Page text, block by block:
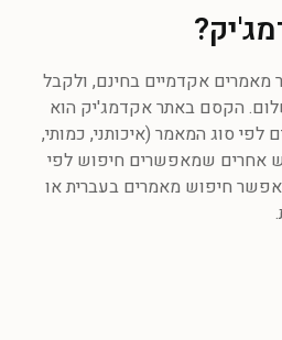
אקדמיים בחינם, ולקבל
הקסם באתר אקדמג'יק הוא
סוג המאמר (איכותני, כמותי,
אחרים שמאפשרים חיפוש לפי
חיפוש מאמרים בעברית או